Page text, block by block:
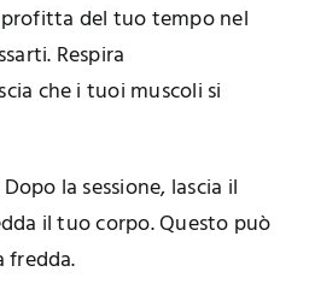
del tuo tempo nel
Respira
che i tuoi muscoli si
Dopo la sessione, lascia il
il tuo corpo. Questo può
fredda.